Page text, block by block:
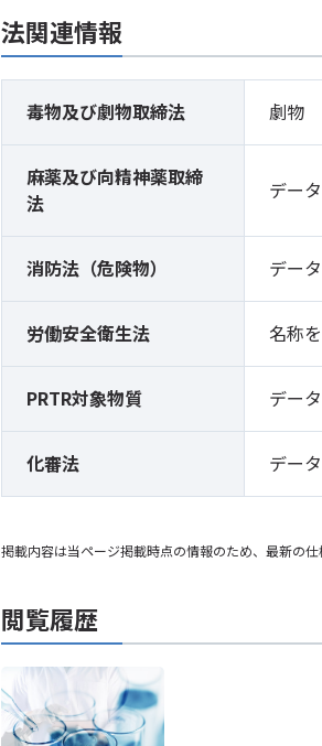
法関連情報
毒物及び劇物取締法 劇物
麻薬及び向精神薬取締
法
デー
消防法（危険物） デー
労働安全衛生法 名称
PRTR対象物質 デー
化審法 デー
掲載内容は当ページ掲載時点の情報のため、最新の
閲覧履歴